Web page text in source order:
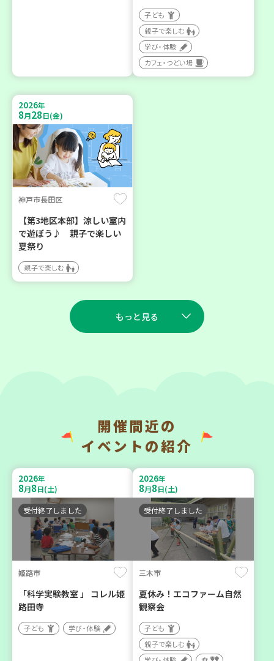
子ども
親子で楽しむ
学び・体験
カフェ・つどい場
2026年
8月28日(金)
神戸市長田区
【第3地区本部】涼しい室内
で遊ぼう♪ 親子で楽しい
夏祭り
親子で楽しむ
もっと見る
神戸市兵庫区
地域で暮らしたい 「コープ
くらしの助け合いの会」
（会場：兵庫）
ボランティア
神戸市兵庫区
BOSAI(ぼうさい)教室～か
ぞくで楽しくまなぼうさい
～
学び・体験
平和・防災
2026年
10 日(木)
2026年
9 11
開催間近の
イベントの紹介
2026年
8月8日(土)
受付終了しました
姫路市
「科学実験教室 」 コレル姫
路田寺
子ども 学び・体験
2026年
8月8日(土)
受付終了しました
三木市
夏休み！エコファーム自然
観察会
子ども
親子で楽しむ